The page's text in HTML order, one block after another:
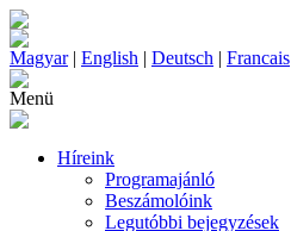
Magyar| English | Deutsch | Francais
Menü
Híreink
Programajánló
Beszámolóink
Legutóbbi bejegyzések